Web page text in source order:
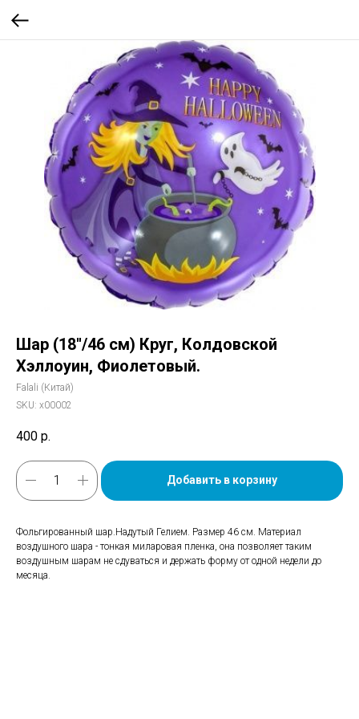
Шар (18''/46 см) Круг, Колдовской
Хэллоуин, Фиолетовый.
Falali (Китай)
SKU: х00002
400 р.
Добавить в корзину
Фольгированный шар.Надутый Гелием. Размер 46 см. Материал
воздушного шара - тонкая миларовая пленка, она позволяет таким
воздушным шарам не сдуваться и держать форму от одной недели до
месяца.